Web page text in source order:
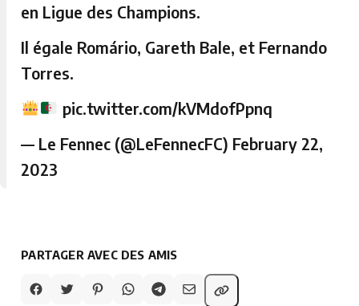
en Ligue des Champions.
Il égale Romário, Gareth Bale, et Fernando
Torres.
pic.twitter.com/kVMdofPpnq
— Le Fennec (@LeFennecFC) February 22,
2023
PARTAGER AVEC DES AMIS